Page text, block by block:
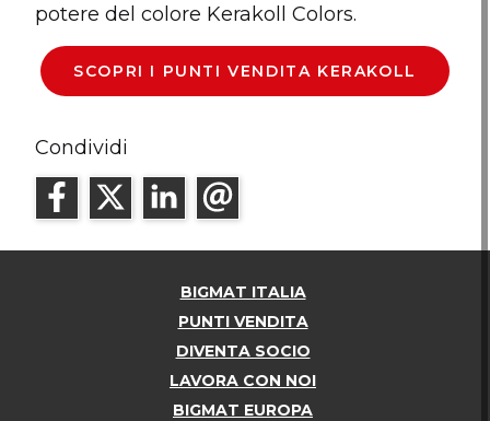
potere del colore Kerakoll Colors.
SCOPRI I PUNTI VENDITA KERAKOLL
Condividi
BIGMAT ITALIA
PUNTI VENDITA
DIVENTA SOCIO
LAVORA CON NOI
BIGMAT EUROPA